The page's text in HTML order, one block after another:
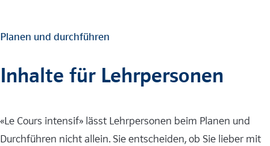
Planen und durchführen
Inhalte für Lehrpersonen
«Le Cours intensif» lässt Lehrpersonen beim Planen und
Durchführen nicht allein. Sie entscheiden, ob Sie lieber mit